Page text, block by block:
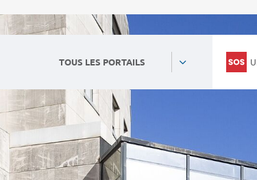
TOUS LES PORTAILS